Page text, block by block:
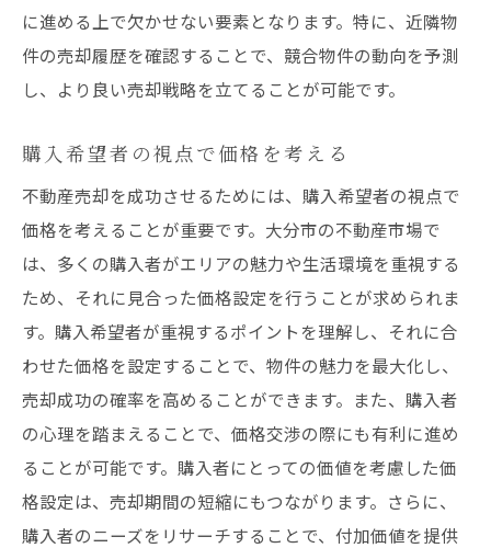
に進める上で欠かせない要素となります。特に、近隣物
件の売却履歴を確認することで、競合物件の動向を予測
し、より良い売却戦略を立てることが可能です。
購入希望者の視点で価格を考える
不動産売却を成功させるためには、購入希望者の視点で
価格を考えることが重要です。大分市の不動産市場で
は、多くの購入者がエリアの魅力や生活環境を重視する
ため、それに見合った価格設定を行うことが求められま
す。購入希望者が重視するポイントを理解し、それに合
わせた価格を設定することで、物件の魅力を最大化し、
売却成功の確率を高めることができます。また、購入者
の心理を踏まえることで、価格交渉の際にも有利に進め
ることが可能です。購入者にとっての価値を考慮した価
格設定は、売却期間の短縮にもつながります。さらに、
購入者のニーズをリサーチすることで、付加価値を提供